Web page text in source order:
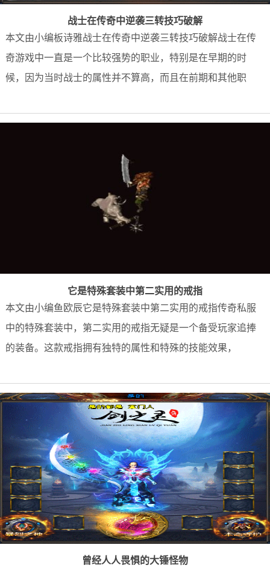
战士在传奇中逆袭三转技巧破解
本文由小编板诗雅战士在传奇中逆袭三转技巧破解战士在传
奇游戏中一直是一个比较强势的职业，特别是在早期的时
候，因为当时战士的属性并不算高，而且在前期和其他职
它是特殊套装中第二实用的戒指
本文由小编鱼欧辰它是特殊套装中第二实用的戒指传奇私服
中的特殊套装中，第二实用的戒指无疑是一个备受玩家追捧
的装备。这款戒指拥有独特的属性和特殊的技能效果，
曾经人人畏惧的大锤怪物